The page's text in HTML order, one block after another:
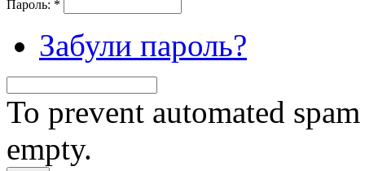
Пароль: *
Забули пароль?
To prevent automated
empty.